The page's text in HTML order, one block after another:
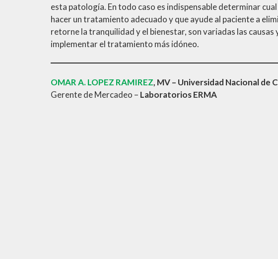
esta patología. En todo caso es indispensable determinar
hacer un tratamiento adecuado y que ayude al paciente a
retorne la tranquilidad y el bienestar, son variadas las
implementar el tratamiento más idóneo.
OMAR A. LOPEZ RAMIREZ, MV – Universidad Nacional de
Gerente de Mercadeo – Laboratorios ERMA